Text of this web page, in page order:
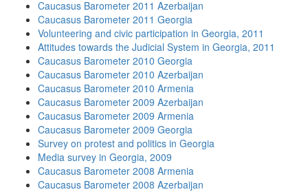
Caucasus Barometer 2011 Azerbaijan
Caucasus Barometer 2011 Georgia
Volunteering and civic participation in Georgia, 2011
Attitudes towards the Judicial System in Georgia, 2011
Caucasus Barometer 2010 Georgia
Caucasus Barometer 2010 Azerbaijan
Caucasus Barometer 2010 Armenia
Caucasus Barometer 2009 Azerbaijan
Caucasus Barometer 2009 Armenia
Caucasus Barometer 2009 Georgia
Survey on protest and politics in Georgia
Media survey in Georgia, 2009
Caucasus Barometer 2008 Armenia
Caucasus Barometer 2008 Azerbaijan